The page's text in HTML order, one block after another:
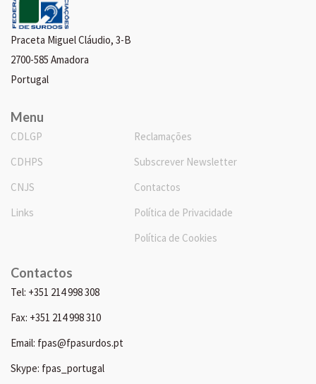
Praceta Miguel Cláudio, 3-B
2700-585 Amadora
Portugal
Menu
CDLGP
CDHPS
CNJS
Links
Reclamações
Subscrever Newsletter
Contactos
Política de Privacidade
Política de Cookies
Contactos
Tel: +351 214 998 308
Fax: +351 214 998 310
Email: fpas@fpasurdos.pt
Skype: fpas_portugal